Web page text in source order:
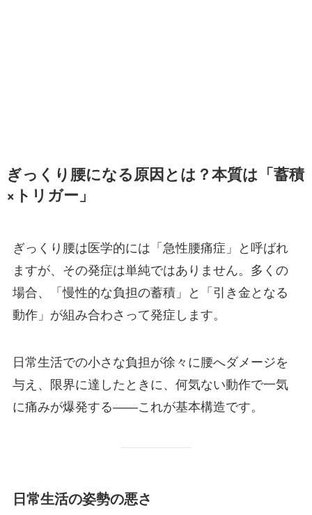
ぎっくり腰になる原因とは？本質は「蓄積
×トリガー」
ぎっくり腰は医学的には「急性腰痛症」と呼ばれ
ますが、その発症は単純ではありません。多くの
場合、「慢性的な負担の蓄積」と「引き金となる
動作」が組み合わさって発症します。
日常生活での小さな負担が徐々に腰へダメージを
与え、限界に達したときに、何気ない動作で一気
に痛みが爆発する――これが基本構造です。
日常生活の姿勢の悪さ